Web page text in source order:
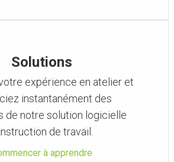
Solutions
expérience en atelier et
instantanément des
de notre solution logicielle
de travail.
à apprendre